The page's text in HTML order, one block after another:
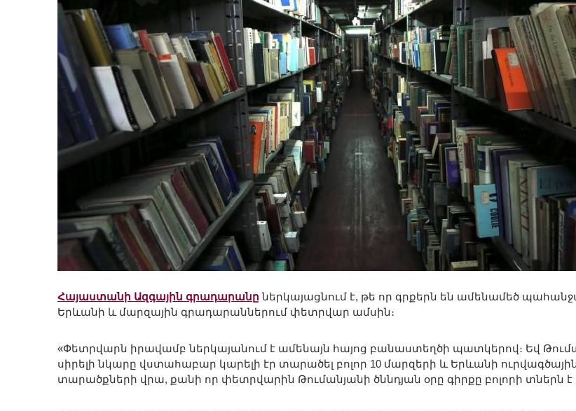
Հայաստանի Ազգային գրադարանը ներկայացնում է, թե որ գրքերն են ամենամեծ
Երևանի և մարզային գրադարաններում փետրվար ամսին։
«Փետրվարն իրավամբ ներկայանում է ամենայն հայոց բանաստեղծի պատկերով։ Եվ
սիրելի նկարը վստահաբար կարելի էր տարածել բոլոր 10 մարզերի և Երևանի
տարածքների վրա, քանի որ փետրվարին Թումանյանի ծննդյան օրը գիրքը բոլորի տներն է